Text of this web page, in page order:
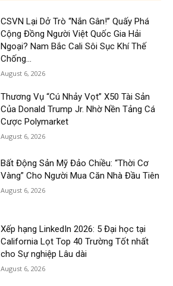
CSVN Lại Dở Trò “Nắn Gân!” Quấy Phá
Cộng Đồng Người Việt Quốc Gia Hải
Ngoại? Nam Bắc Cali Sôi Sục Khí Thế
Chống...
August 6, 2026
Thương Vụ “Cú Nhảy Vọt” X50 Tài Sản
Của Donald Trump Jr. Nhờ Nền Tảng Cá
Cược Polymarket
August 6, 2026
Bất Động Sản Mỹ Đảo Chiều: “Thời Cơ
Vàng” Cho Người Mua Căn Nhà Đầu Tiên
August 6, 2026
Xếp hạng LinkedIn 2026: 5 Đại học tại
California Lọt Top 40 Trường Tốt nhất
cho Sự nghiệp Lâu dài
August 6, 2026